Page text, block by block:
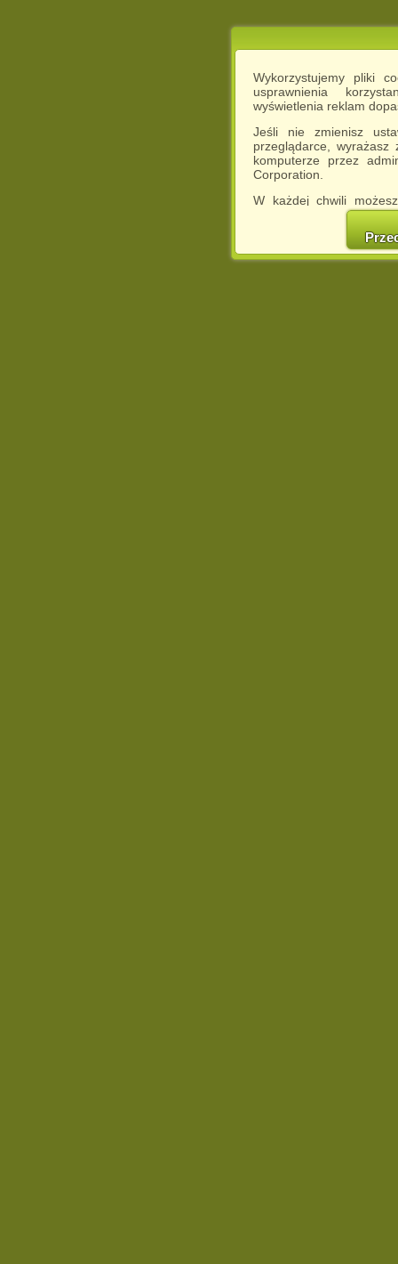
Wykorzystujemy pliki
usprawnienia
wyświetlenia reklam
Jeśli nie zmienisz
przeglądarce,
komputerze przez
Corporation.
W każdej chwili
cookies w swojej
w naszej
http://chomikuj.pl/